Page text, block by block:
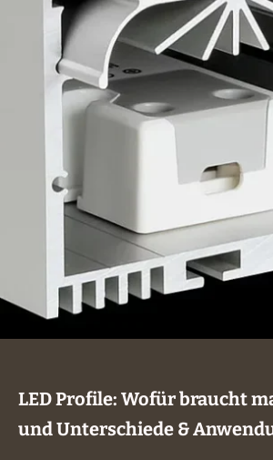
LED Profile: Wofür braucht
und Unterschiede &